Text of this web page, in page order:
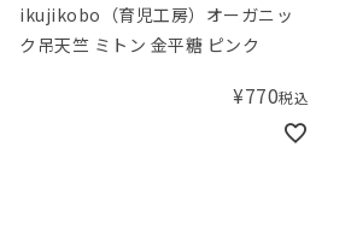
ikujikobo（育児工房）オーガニッ
ク吊天竺 ミトン 金平糖 ピンク
¥770税込